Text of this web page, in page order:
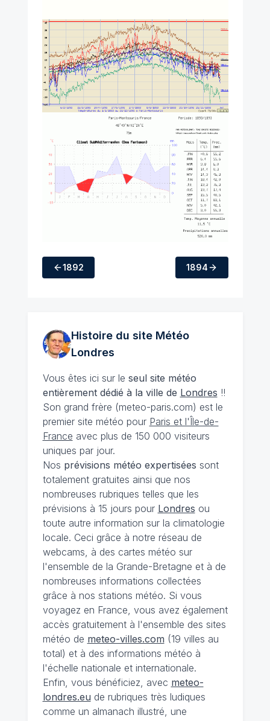
1892 1894
Histoire du site Météo
Londres
Vous êtes ici sur le seul site météo
entièrement dédié à la ville de Londres !!
Son grand frère (meteo-paris.com) est le
premier site météo pour Paris et l'Île-de-
France avec plus de 150 000 visiteurs
uniques par jour.
Nos prévisions météo expertisées sont
totalement gratuites ainsi que nos
nombreuses rubriques telles que les
prévisions à 15 jours pour Londres ou
toute autre information sur la climatologie
locale. Ceci grâce à notre réseau de
webcams, à des cartes météo sur
l'ensemble de la Grande-Bretagne et à de
nombreuses informations collectées
grâce à nos stations météo. Si vous
voyagez en France, vous avez également
accès gratuitement à l'ensemble des sites
météo de meteo-villes.com (19 villes au
total) et à des informations météo à
l'échelle nationale et internationale.
Enfin, vous bénéficiez, avec meteo-
londres.eu de rubriques très ludiques
comme un almanach illustré, une